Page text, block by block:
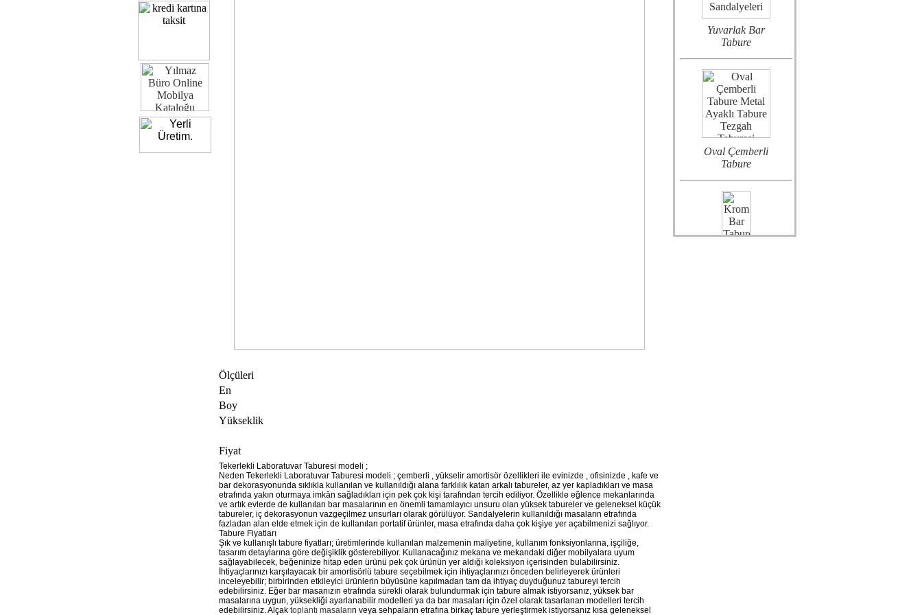
Yuvarlak Bar
Tabure
Oval Çemberli
Tabure
Ölçüleri
En
Boy
Yükseklik
Fiyat
Tekerlekli Laboratuvar Taburesi modeli ;
Neden Tekerlekli Laboratuvar Taburesi modeli ; çemberli , yükselir amortisör özellikleri ile evinizde , ofisinizde , kafe ve
bar dekorasyonunda sıklıkla kullanılan ve kullanıldığı alana farklılık katan arkalı tabureler, az yer kapladıkları ve masa
etrafında yakın oturmaya imkân sağladıkları için pek çok kişi tarafından tercih ediliyor. Özellikle eğlence mekanlarında
ve artık evlerde de kullanılan bar masalarının en önemli tamamlayıcı unsuru olan yüksek tabureler ve geleneksel küçük
tabureler, iç dekorasyonun vazgeçilmez unsurları olarak görülüyor. Sandalyelerin kullanıldığı masaların etrafında
fazladan alan elde etmek için de kullanılan portatif ürünler, masa etrafında daha çok kişiye yer açabilmenizi sağlıyor.
Tabure Fiyatları
Şık ve kullanışlı tabure fiyatları; üretimlerinde kullanılan malzemenin maliyetine, kullanım fonksiyonlarına, işçiliğe,
tasarım detaylarına göre değişiklik gösterebiliyor. Kullanacağınız mekana ve mekandaki diğer mobilyalara uyum
sağlayabilecek, beğeninize hitap eden ürünü pek çok ürünün yer aldığı koleksiyon içerisinden bulabilirsiniz.
İhtiyaçlarınızı karşılayacak bir amortisörlü tabure seçebilmek için ihtiyaçlarınızı önceden belirleyerek ürünleri
inceleyebilir; birbirinden etkileyici ürünlerin büyüsüne kapılmadan tam da ihtiyaç duyduğunuz tabureyi tercih
edebilirsiniz. Eğer bar masanızın etrafında sürekli olarak bulundurmak için tabure almak istiyorsanız, yüksek bar
masalarına uygun, yüksekliği ayarlanabilir modelleri ya da bar masaları için özel olarak tasarlanan modelleri tercih
edebilirsiniz. Alçak toplantı masaların veya sehpaların etrafına birkaç tabure yerleştirmek istiyorsanız kısa geleneksel